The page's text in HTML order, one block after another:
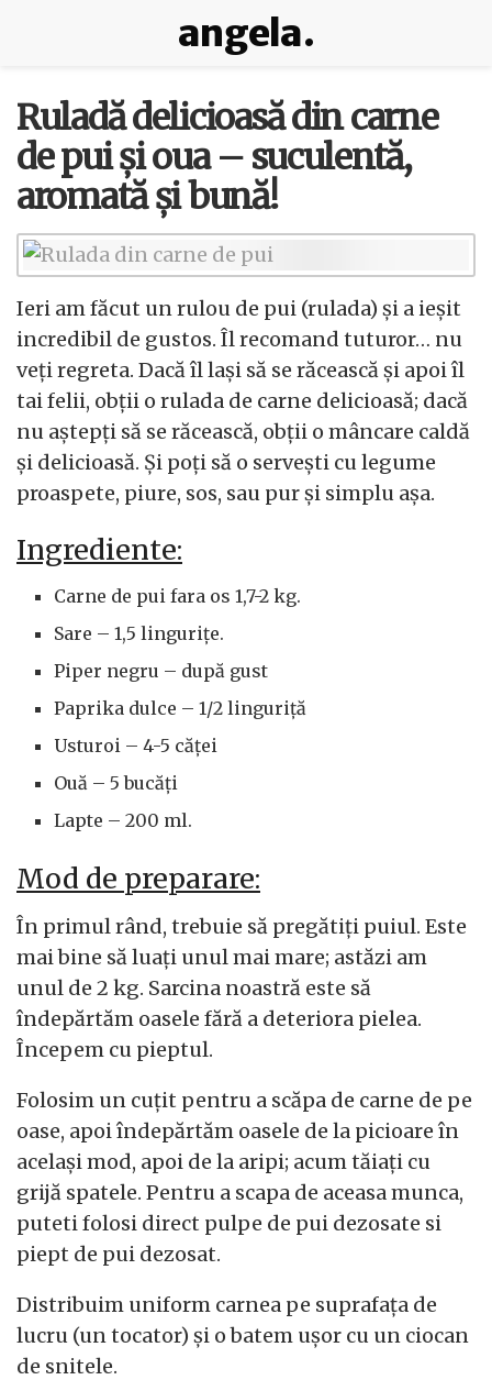
angela.
Ruladă delicioasă din carne
de pui și oua – suculentă,
aromată și bună!
Ieri am făcut un rulou de pui (rulada) și a ieșit
incredibil de gustos. Îl recomand tuturor… nu
veți regreta. Dacă îl lași să se răcească și apoi îl
tai felii, obții o rulada de carne delicioasă; dacă
nu aștepți să se răcească, obții o mâncare caldă
și delicioasă. Și poți să o servești cu legume
proaspete, piure, sos, sau pur și simplu așa.
Ingrediente:
Carne de pui fara os 1,7-2 kg.
Sare – 1,5 lingurițe.
Piper negru – după gust
Paprika dulce – 1/2 linguriță
Usturoi – 4-5 căței
Ouă – 5 bucăți
Lapte – 200 ml.
Mod de preparare:
În primul rând, trebuie să pregătiți puiul. Este
mai bine să luați unul mai mare; astăzi am
unul de 2 kg. Sarcina noastră este să
îndepărtăm oasele fără a deteriora pielea.
Începem cu pieptul.
Folosim un cuțit pentru a scăpa de carne de pe
oase, apoi îndepărtăm oasele de la picioare în
același mod, apoi de la aripi; acum tăiați cu
grijă spatele. Pentru a scapa de aceasa munca,
puteti folosi direct pulpe de pui dezosate si
piept de pui dezosat.
Distribuim uniform carnea pe suprafața de
lucru (un tocator) și o batem ușor cu un ciocan
de snitele.